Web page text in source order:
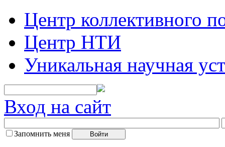
Центр коллективного
Центр НТИ
Уникальная научная
Вход на сайт
Запомнить меня